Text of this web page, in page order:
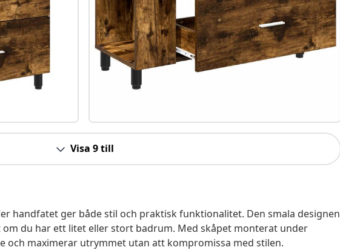
Visa 9 till
handfatet ger både stil och praktisk funktionalitet. Den smala designen
om du har ett litet eller stort badrum. Med skåpet monterat under
och maximerar utrymmet utan att kompromissa med stilen.